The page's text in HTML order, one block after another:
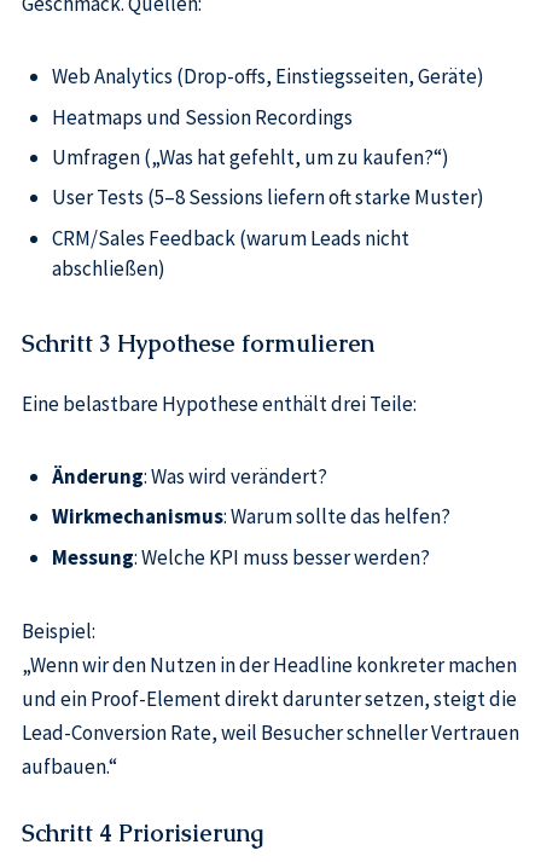
Web Analytics (Drop-offs, Einstiegsseiten, Geräte)
Heatmaps und Session Recordings
Umfragen („Was hat gefehlt, um zu kaufen?“)
User Tests (5–8 Sessions liefern oft starke Muster)
CRM/Sales Feedback (warum Leads nicht
abschließen)
Schritt 3 Hypothese formulieren
Eine belastbare Hypothese enthält drei Teile:
Änderung: Was wird verändert?
Wirkmechanismus: Warum sollte das helfen?
Messung: Welche KPI muss besser werden?
Beispiel:
„Wenn wir den Nutzen in der Headline konkreter machen
und ein Proof-Element direkt darunter setzen, steigt die
Lead-Conversion Rate, weil Besucher schneller Vertrauen
aufbauen.“
Schritt 4 Priorisierung